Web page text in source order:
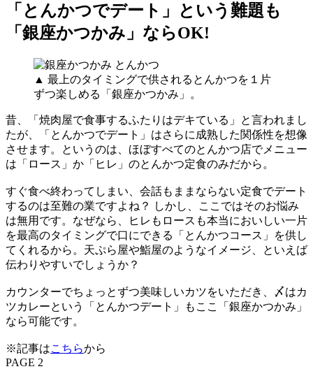
「とんかつでデート」という難題も
「銀座かつかみ」ならOK!
▲ 最上のタイミングで供されるとんかつを１片
ずつ楽しめる「銀座かつかみ」。
昔、「焼肉屋で食事するふたりはデキている」と言われまし
たが、「とんかつでデート」はさらに成熟した関係性を想像
させます。というのは、ほぼすべてのとんかつ店でメニュー
は「ロース」か「ヒレ」のとんかつ定食のみだから。
すぐ食べ終わってしまい、会話もままならない定食でデート
するのは至難の業ですよね？ しかし、ここではそのお悩み
は無用です。なぜなら、ヒレもロースも本当においしい一片
を最高のタイミングで口にできる「とんかつコース」を供し
てくれるから。天ぷら屋や鮨屋のようなイメージ、といえば
伝わりやすいでしょうか？
カウンターでちょっとずつ美味しいカツをいただき、〆はカ
ツカレーという「とんかつデート」もここ「銀座かつかみ」
なら可能です。
※記事はこちらから
PAGE 2